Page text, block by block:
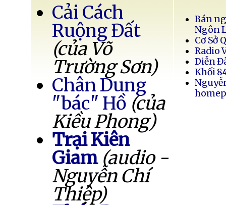
Cải Cách
Ruộng Đất
(của Võ
Trường Sơn)
Chân Dung
"bác" Hồ (của
Kiều Phong)
Trại Kiên
Giam (audio -
Nguyễn Chí
Thiệp)
Bán
Ngôn
Cơ Sở
Radio
Diễn
Khối